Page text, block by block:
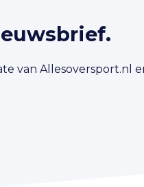
van Allesoversport.nl